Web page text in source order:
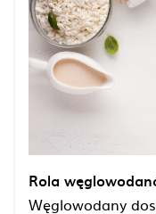
Rola
Węglowodany